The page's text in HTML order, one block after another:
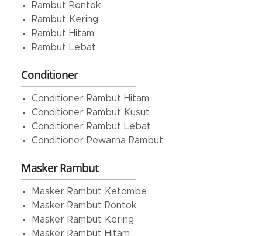
Rambut Rontok
Rambut Kering
Rambut Hitam
Rambut Lebat
Conditioner
Conditioner Rambut Hitam
Conditioner Rambut Kusut
Conditioner Rambut Lebat
Conditioner Pewarna Rambut
Masker Rambut
Masker Rambut Ketombe
Masker Rambut Rontok
Masker Rambut Kering
Masker Rambut Hitam